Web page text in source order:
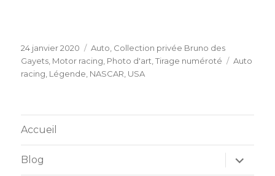
24 janvier 2020 Auto Collection privée Bruno des
Gayets Motor racing Photo d'art ,Tirage numéroté
Auto
racing Légende NASCAR USA
Accueil
Blog